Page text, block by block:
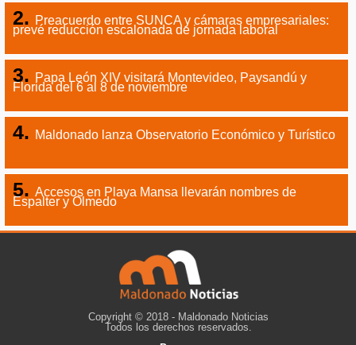
Preacuerdo entre SUNCA y cámaras empresariales:
prevé reducción escalonada de jornada laboral
Papa León XIV visitará Montevideo, Paysandú y
Florida del 6 al 8 de noviembre
Maldonado lanza Observatorio Económico y Turístico
Accesos en Playa Mansa llevarán nombres de
Espalter y Olmedo
Copyright © 2018 - Maldonado Noticias
Todos los derechos reservados.